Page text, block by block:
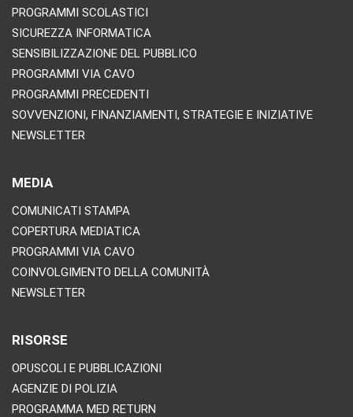
PROGRAMMI SCOLASTICI
SICUREZZA INFORMATICA
SENSIBILIZZAZIONE DEL PUBBLICO
PROGRAMMI VIA CAVO
PROGRAMMI PRECEDENTI
SOVVENZIONI, FINANZIAMENTI, STRATEGIE E INIZIATIVE
NEWSLETTER
MEDIA
COMUNICATI STAMPA
COPERTURA MEDIATICA
PROGRAMMI VIA CAVO
COINVOLGIMENTO DELLA COMUNITÀ
NEWSLETTER
RISORSE
OPUSCOLI E PUBBLICAZIONI
AGENZIE DI POLIZIA
PROGRAMMA MED RETURN